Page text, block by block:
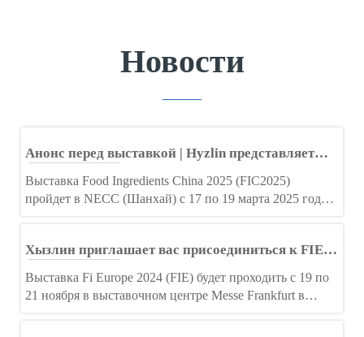
Новости
———
Анонс перед выставкой | Hyzlin представляет
Выставка Food Ingredients China 2025 (FIC2025)
пройдет в NECC (Шанхай) с 17 по 19 марта 2025 года,
специалистов.
Хызлин приглашает вас присоединиться к FIE,
промышленности!
Выставка Fi Europe 2024 (FIE) будет проходить с 19 по
21 ноября в выставочном центре Messe Frankfurt в